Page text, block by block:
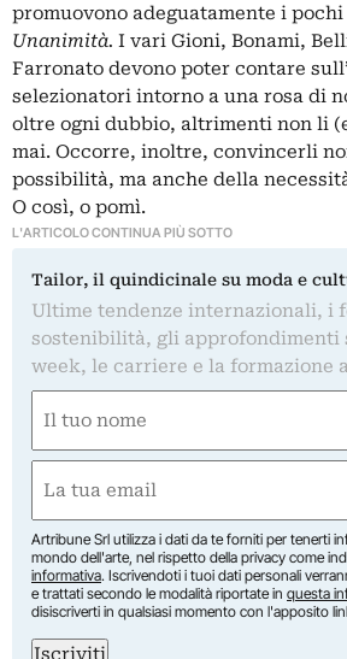
promuovono adeguatamente i
Unanimità. I vari Gioni, Bonami,
Farronato devono poter contare
selezionatori intorno a una rosa di
oltre ogni dubbio, altrimenti non li
mai. Occorre, inoltre, convincerli
possibilità, ma anche della
O così, o pomì.
L'ARTICOLO CONTINUA PIÙ SOTTO
Tailor, il quindicinale su moda e
Ultime tendenze internazionali, i
sostenibilità, gli approfondimenti
week, le carriere e la formazione
(Required)
First
(Required)
Artribune Srl utilizza i dati da te forniti per tenerti
mondo dell'arte, nel rispetto della privacy come
informativa. Iscrivendoti i tuoi dati personali
e trattati secondo le modalità riportate in questa
disiscriverti in qualsiasi momento con l'apposito
Iscriviti